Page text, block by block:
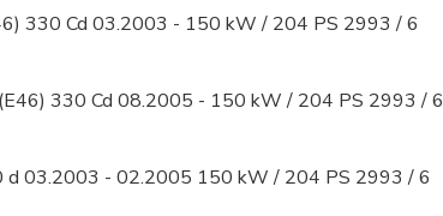
330 Cd 03.2003 - 150 kW / 204 PS 2993 / 6
330 Cd 08.2005 - 150 kW / 204 PS 2993 / 6
d 03.2003 - 02.2005 150 kW / 204 PS 2993 / 6